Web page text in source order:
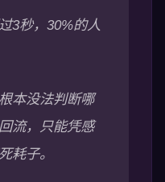
3秒，30%的人
本没法判断哪
流，只能凭感
耗子。